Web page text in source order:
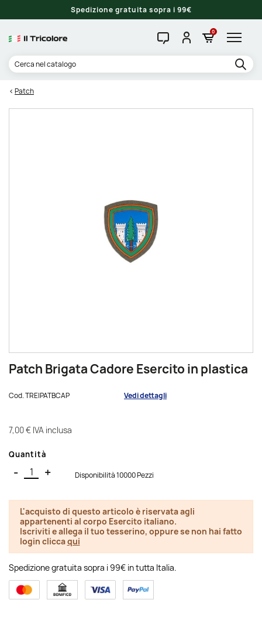
Spedizione gratuita sopra i 99€
0
Patch
Patch Brigata Cadore Esercito in plastica
Cod.TREIPATBCAP Vedi dettagli
7,00 € IVA inclusa
Quantità
- + Disponibilità 10000 Pezzi
L'acquisto di questo articolo è riservata agli
appartenenti al corpo Esercito italiano.
Iscriviti e allega il tuo tesserino, oppure se non hai fatto
login cliccaqui
Spedizione gratuita sopra i 99€ in tutta Italia.